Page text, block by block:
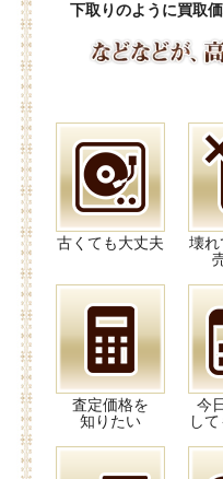
下取りのように買取
古くても大丈夫
壊れ
査定価格を
知りたい
今
し